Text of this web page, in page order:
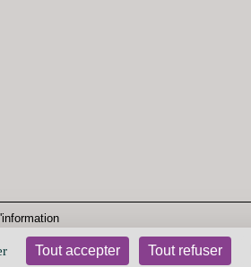
Tout accepter Tout refuser